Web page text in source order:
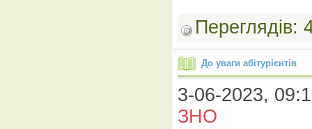
До уваги абітурієнтів
3-06-2023,
ЗНО